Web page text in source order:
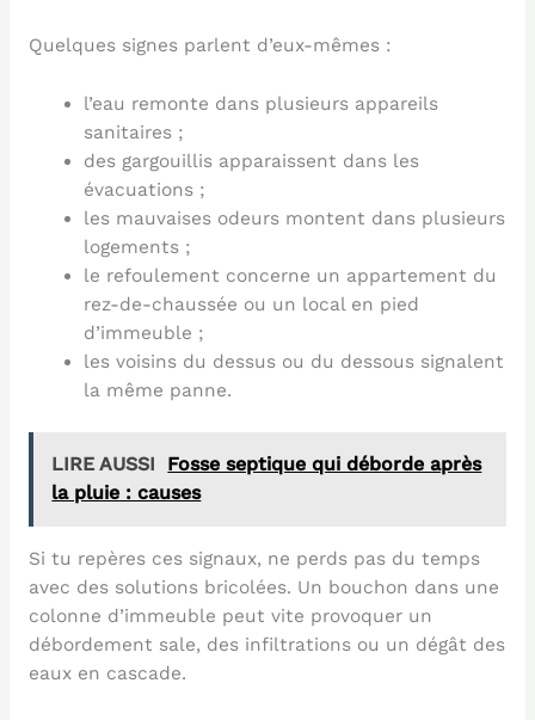
Quelques signes parlent d’eux-mêmes :
l’eau remonte dans plusieurs appareils
sanitaires ;
des gargouillis apparaissent dans les
évacuations ;
les mauvaises odeurs montent dans plusieurs
logements ;
le refoulement concerne un appartement du
rez-de-chaussée ou un local en pied
d’immeuble ;
les voisins du dessus ou du dessous signalent
la même panne.
LIRE AUSSI
Fosse septique qui déborde après
la pluie : causes
Si tu repères ces signaux, ne perds pas du temps
avec des solutions bricolées. Un bouchon dans une
colonne d’immeuble peut vite provoquer un
débordement sale, des infiltrations ou un dégât des
eaux en cascade.